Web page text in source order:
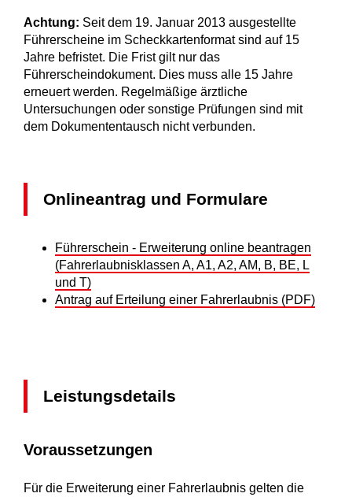
Achtung: Seit dem 19. Januar 2013 ausgestellte
Führerscheine im Scheckkartenformat sind auf 15
Jahre befristet. Die Frist gilt nur das
Führerscheindokument. Dies muss alle 15 Jahre
erneuert werden. Regelmäßige ärztliche
Untersuchungen oder sonstige Prüfungen sind mit
dem Dokumententausch nicht verbunden.
Onlineantrag und Formulare
Führerschein - Erweiterung online beantragen
(Fahrerlaubnisklassen A, A1, A2, AM, B, BE, L
und T)
Antrag auf Erteilung einer Fahrerlaubnis (PDF)
Leistungsdetails
Voraussetzungen
Für die Erweiterung einer Fahrerlaubnis gelten die